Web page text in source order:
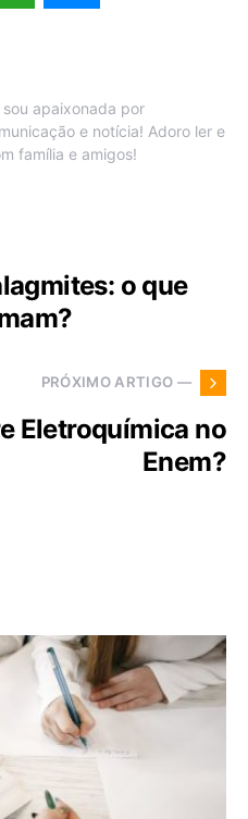
apaixonada por
e notícia! Adoro ler e
família e amigos!
o que
PRÓXIMO ARTIGO —
Eletroquímica no
Enem?